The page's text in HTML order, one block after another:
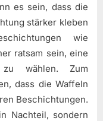
es sein, dass die
stärker kleben
wie
ratsam sein, eine
zu wählen. Zum
dass die Waffeln
Beschichtungen.
Nachteil, sondern